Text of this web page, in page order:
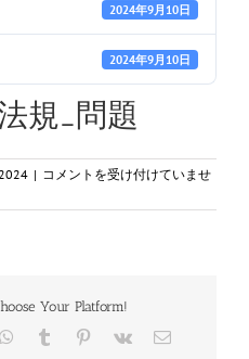
2024年9月10日
2024年9月10日
規_問題
| 四
通
問
題
は
コメントを受け付けていませ
Your Platform!
WhatsApp
Tumblr Pinterest
Vk
電